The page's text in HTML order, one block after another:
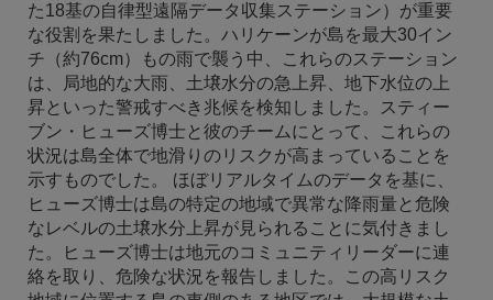
た18基の自律型遠隔データ収集ステーション）が重要
な役割を果たしました。ハリケーンが島を最大30イン
チ（約76cm）もの雨で襲う中、これらのステーション
は、局地的な大雨、土壌水分の急上昇、地下水位の上
昇といった警戒すべき兆候を検知しました。スティー
ブン・ヒューズ博士と彼のチームにとって、これらの
状況は島全体で地滑りのリスクが高まっていることを
示すものでした。 ほぼリアルタイムのデータを基に、
ヒューズ博士は島の特定の地域で異常な降雨量と危険
なレベルの土壌水分上昇が見られることに気付きまし
た。ヒューズ博士は地元のコミュニティリーダーに連
絡を取り、危険な状況を報告しました。この高リスク